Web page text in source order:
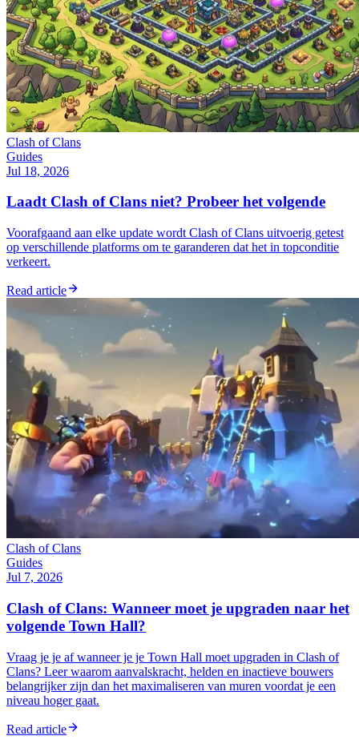
Clash of Clans
Guides
Jul 18, 2026
Laadt Clash of Clans niet? Probeer het volgende
Voorafgaand aan elke update wordt Clash of Clans uitvoerig getest
op verschillende platforms om te garanderen dat het in topconditie
verkeert.
Read article
Clash of Clans
Guides
Jul 7, 2026
Clash of Clans: Wanneer moet je upgraden naar het
volgende Town Hall?
Vraag je je af wanneer je je Town Hall moet upgraden in Clash of
Clans? Leer waarom aanvalskracht, helden en inactieve bouwers
belangrijker zijn dan het maximaliseren van muren voordat je een
niveau hoger gaat.
Read article